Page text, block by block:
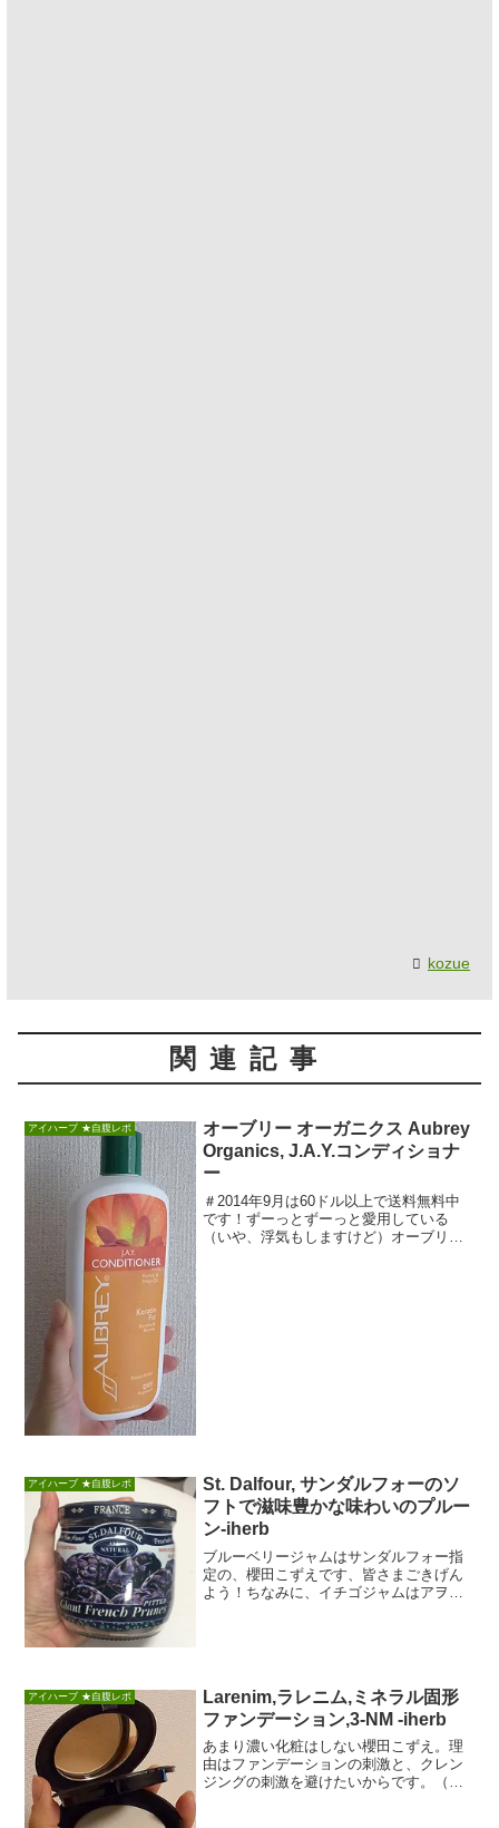
kozue
関連記事
アイハーブ ★自腹レポ
オーブリー オーガニクス Aubrey
Organics, J.A.Y.コンディショナ
ー
＃2014年9月は60ドル以上で送料無料中
です！ずーっとずーっと愛用している
（いや、浮気もしますけど）オーブリー
アイハーブ ★自腹レポ
St. Dalfour, サンダルフォーのソ
フトで滋味豊かな味わいのプルー
ン-iherb
ブルーベリージャムはサンダルフォー指
定の、櫻田こずえです、皆さまごきげん
よう！ちなみに、イチゴジャムはアヲハ
アイハーブ ★自腹レポ
Larenim,ラレニム,ミネラル固形
ファンデーション,3-NM -iherb
あまり濃い化粧はしない櫻田こずえ。理
由はファンデーションの刺激と、クレン
ジングの刺激を避けたいからです。（あ